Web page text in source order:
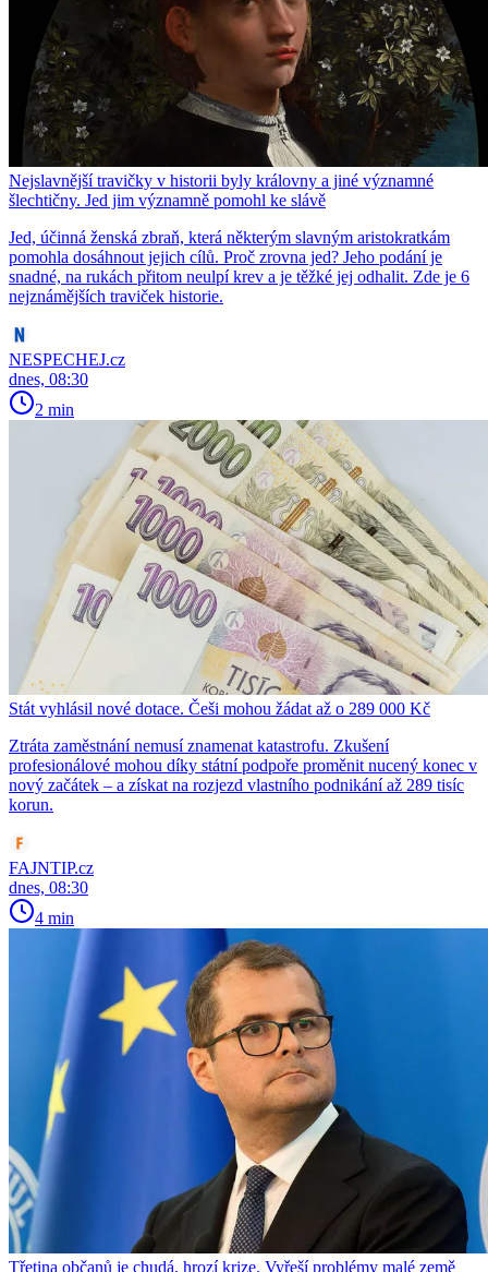
Nejslavnější travičky v historii byly královny a jiné významné
šlechtičny. Jed jim významně pomohl ke slávě
Jed, účinná ženská zbraň, která některým slavným aristokratkám
pomohla dosáhnout jejich cílů. Proč zrovna jed? Jeho podání je
snadné, na rukách přitom neulpí krev a je těžké jej odhalit. Zde je 6
nejznámějších traviček historie.
NESPECHEJ.cz
dnes, 08:30
2 min
Stát vyhlásil nové dotace. Češi mohou žádat až o 289 000 Kč
Ztráta zaměstnání nemusí znamenat katastrofu. Zkušení
profesionálové mohou díky státní podpoře proměnit nucený konec v
nový začátek – a získat na rozjezd vlastního podnikání až 289 tisíc
korun.
FAJNTIP.cz
dnes, 08:30
4 min
Třetina občanů je chudá, hrozí krize. Vyřeší problémy malé země